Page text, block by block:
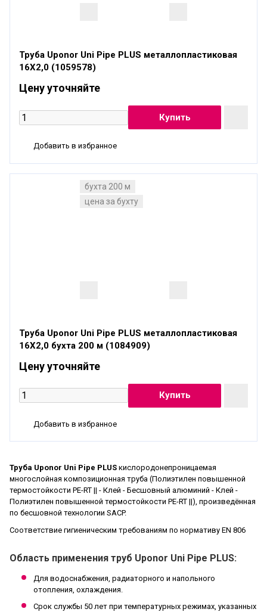
Труба Uponor Uni Pipe PLUS металлопластиковая
16X2,0 (1059578)
Цену уточняйте
Добавить в избранное
бухта 200 м
цена за бухту
Труба Uponor Uni Pipe PLUS металлопластиковая
16X2,0 бухта 200 м (1084909)
Цену уточняйте
Добавить в избранное
Труба Uponor Uni Pipe PLUS кислородонепроницаемая
многослойная композиционная труба (Полиэтилен повышенной
термостойкости PE-RT || - Клей - Бесшовный алюминий - Клей -
Полиэтилен повышенной термостойкости PE-RT ||), произведённая
по бесшовной технологии SACP.
Соответствие гигиеническим требованиям по нормативу EN 806
Область применения труб Uponor Uni Pipe PLUS:
Для водоснабжения, радиаторного и напольного
отопления, охлаждения.
Срок службы 50 лет при температурных режимах, указанных